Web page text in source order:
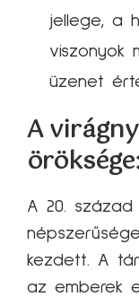
jellege, a
viszonyok
üzenet
A
A 20.
kezdett. A
az emberek